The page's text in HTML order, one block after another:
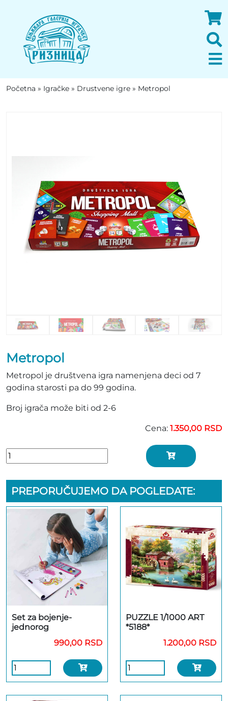
Početna » Igračke » Drustvene igre » Metropol
Metropol
Metropol je društvena igra namenjena deci od 7
godina starosti pa do 99 godina.
Broj igrača može biti od 2-6
Cena: 1.350,00 RSD
PREPORUČUJEMO DA POGLEDATE:
Set za bojenje-
jednorog
990,00 RSD
PUZZLE 1/1000 ART
*5188*
1.200,00 RSD